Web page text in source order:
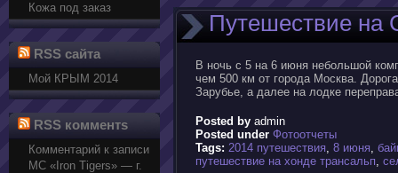
Кожа под заказ
RSS сайта
Мой КРЫМ 2014
RSS комментs
Комментарий к записи
МС «Iron Tigers» — г.
Путешествие на
В ночь с 5 на 6 июня небольшой
чем 500 км от города Москва.
Зарубье, а далее на лодке
Posted by admin
Posted under Фотоотчеты
Tags: 2014 путешествия, 8 июня,
путешествие на хонде трансальп,